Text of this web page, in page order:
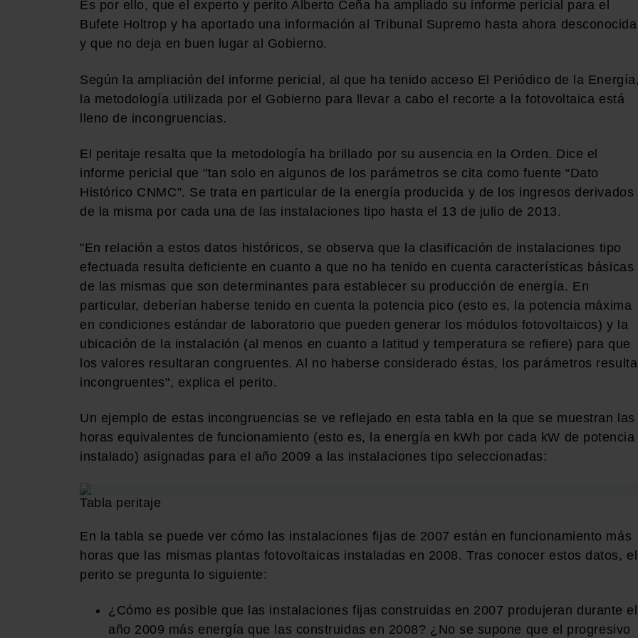
Es por ello, que el experto y perito Alberto Ceña ha ampliado su informe pericial para el
Bufete Holtrop y ha aportado una información al Tribunal Supremo hasta ahora desconocida
y que no deja en buen lugar al Gobierno.
Según la ampliación del informe pericial, al que ha tenido acceso El Periódico de la
la metodología utilizada por el Gobierno para llevar a cabo el recorte a la fotovoltaica está
lleno de incongruencias.
El peritaje resalta que la metodología ha brillado por su ausencia en la Orden. Dice el
informe pericial que "tan solo en algunos de los parámetros se cita como fuente “Dato
Histórico CNMC”. Se trata en particular de la energía producida y de los ingresos derivados
de la misma por cada una de las instalaciones tipo hasta el 13 de julio de 2013.
"En relación a estos datos históricos, se observa que la clasificación de instalaciones tipo
efectuada resulta deficiente en cuanto a que no ha tenido en cuenta características básicas
de las mismas que son determinantes para establecer su producción de energía. En
particular, deberían haberse tenido en cuenta la potencia pico (esto es, la potencia máxima
en condiciones estándar de laboratorio que pueden generar los módulos fotovoltaicos) y la
ubicación de la instalación (al menos en cuanto a latitud y temperatura se refiere) para que
los valores resultaran congruentes. Al no haberse considerado éstas, los parámetros
incongruentes", explica el perito.
Un ejemplo de estas incongruencias se ve reflejado en esta tabla en la que se muestran las
horas equivalentes de funcionamiento (esto es, la energía en kWh por cada kW de potencia
instalado) asignadas para el año 2009 a las instalaciones tipo seleccionadas:
Tabla peritaje
En la tabla se puede ver cómo las instalaciones fijas de 2007 están en funcionamiento más
horas que las mismas plantas fotovoltaicas instaladas en 2008. Tras conocer estos datos, el
perito se pregunta lo siguiente:
¿Cómo es posible que las instalaciones fijas construidas en 2007 produjeran durante el
año 2009 más energía que las construidas en 2008? ¿No se supone que el progresivo